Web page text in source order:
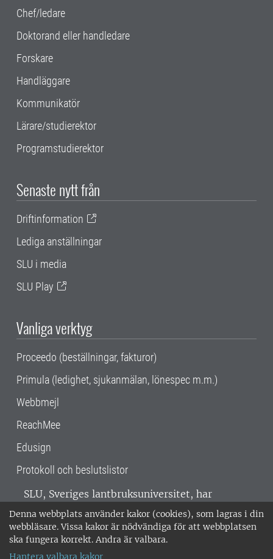
Denna webbplats använder kakor (cookies), som lagras i din
webbläsare. Vissa kakor är nödvändiga för att webbplatsen
ska fungera korrekt. Andra är valbara.
Hantera valbara kakor
Chef/ledare
Doktorand eller handledare
Forskare
Handläggare
Kommunikatör
Lärare/studierektor
Programstudierektor
Senaste nytt från
Driftinformation
Lediga anställningar
SLU i media
SLU Play
Vanliga verktyg
Proceedo (beställningar, fakturor)
Primula (ledighet, sjukanmälan, lönespec m.m.)
Webbmejl
ReachMee
Edusign
Protokoll och beslutslistor
SLU, Sveriges lantbruksuniversitet, har
verksamhet över hela Sverige. Huvudorter är
Alnarp, Uppsala och Umeå.SLU är
miljöcertifierat enligt ISO 14001. •
018-67 10 00 • Org nr: 202100-2817 •